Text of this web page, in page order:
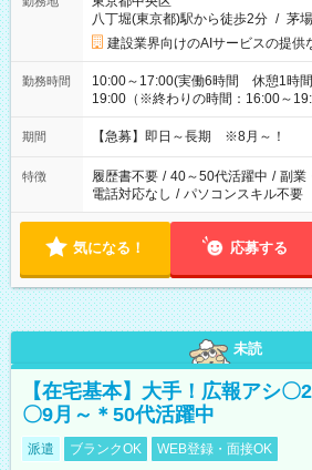
八丁堀(東京都)駅から徒歩2分 / 茅
建設業界向けのAIサービスの提供
勤務時間
10:00～17:00(実働6時間 休憩1時
19:00（※終わりの時間：16:00～
期間 【急募】即日～長期 ※8月～！
特徴 履歴書不要 / 40～50代活躍中 / 副業
電話対応なし / パソコンスキル不要
気になる！ 応募する
未読
【在宅基本】大手！広報アシ〇
〇9月～＊50代活躍中
派遣 ブランクOK WEB登録・面接OK